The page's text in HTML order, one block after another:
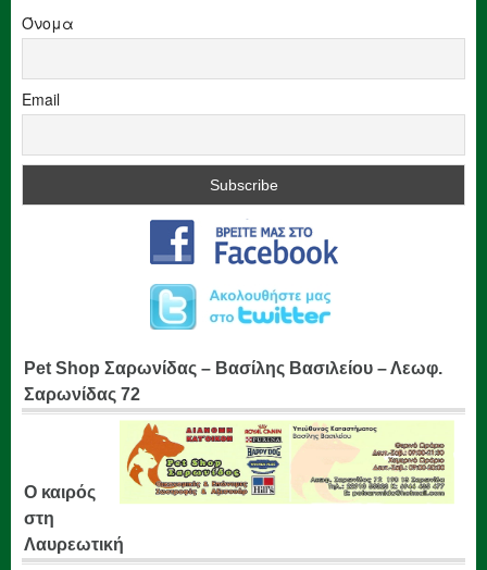
Όνομα
Email
Pet Shop Σαρωνίδας – Βασίλης Βασιλείου – Λεωφ.
Σαρωνίδας 72
Ο καιρός
στη
Λαυρεωτική